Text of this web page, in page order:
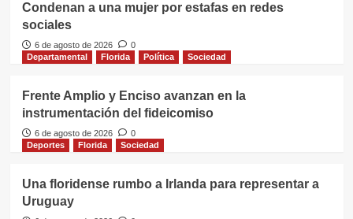
Condenan a una mujer por estafas en redes
sociales
6 de agosto de 2026
0
Departamental
Florida Política Sociedad
Frente Amplio y Enciso avanzan en la
instrumentación del fideicomiso
6 de agosto de 2026
0
Deportes
Florida Sociedad
Una floridense rumbo a Irlanda para representar a
Uruguay